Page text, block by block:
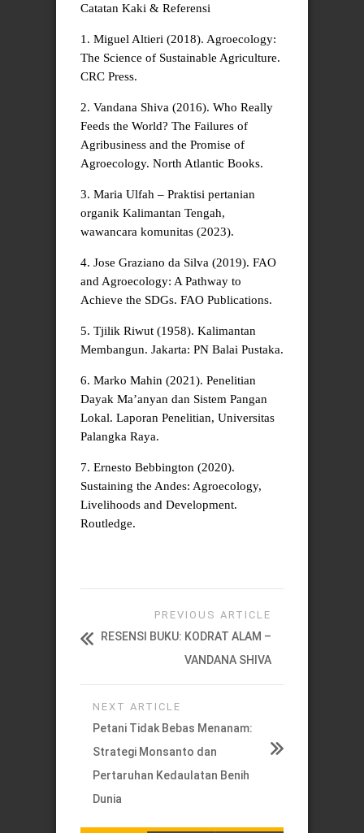
Catatan Kaki & Referensi
1. Miguel Altieri (2018). Agroecology:
The Science of Sustainable Agriculture.
CRC Press.
2. Vandana Shiva (2016). Who Really
Feeds the World? The Failures of
Agribusiness and the Promise of
Agroecology. North Atlantic Books.
3. Maria Ulfah – Praktisi pertanian
organik Kalimantan Tengah,
wawancara komunitas (2023).
4. Jose Graziano da Silva (2019). FAO
and Agroecology: A Pathway to
Achieve the SDGs. FAO Publications.
5. Tjilik Riwut (1958). Kalimantan
Membangun. Jakarta: PN Balai Pustaka.
6. Marko Mahin (2021). Penelitian
Dayak Ma’anyan dan Sistem Pangan
Lokal. Laporan Penelitian, Universitas
Palangka Raya.
7. Ernesto Bebbington (2020).
Sustaining the Andes: Agroecology,
Livelihoods and Development.
Routledge.
PREVIOUS ARTICLE
RESENSI BUKU: KODRAT ALAM –
VANDANA SHIVA
NEXT ARTICLE
Petani Tidak Bebas Menanam:
Strategi Monsanto dan
Pertaruhan Kedaulatan Benih
Dunia